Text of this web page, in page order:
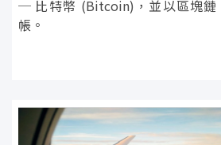
─ 比特幣 (Bitcoin)，並以區塊鏈
帳。